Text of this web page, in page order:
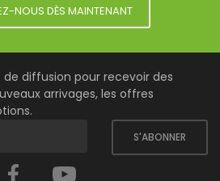
NOUS DÈS MAINTENANT
diffusion pour recevoir des
arrivages, les offres
S'ABONNER
Facebook